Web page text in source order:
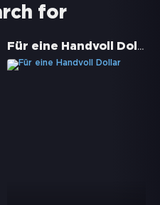
for
Für eine Handvoll Dollar